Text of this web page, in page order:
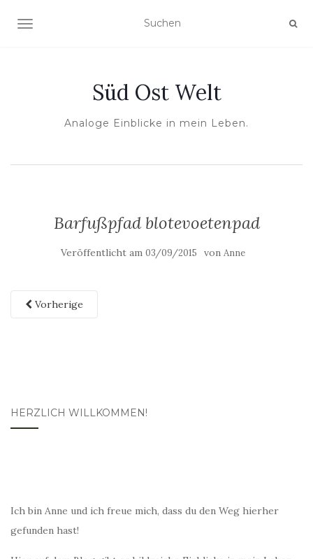
NAVIGATION UMSCHALTEN
Süd Ost Welt
Analoge Einblicke in mein Leben.
Barfußpfad blotevoetenpad
Veröffentlicht am 03/09/2015 von Anne
Vorherige
HERZLICH WILLKOMMEN!
Ich bin Anne und ich freue mich, dass du den Weg hierher
gefunden hast!